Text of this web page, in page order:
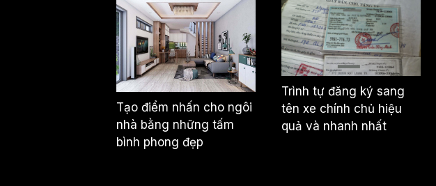
Tạo điểm nhấn cho ngôi
nhà bằng những tấm
bình phong đẹp
Trình tự đăng ký sang
tên xe chính chủ hiệu
quả và nhanh nhất